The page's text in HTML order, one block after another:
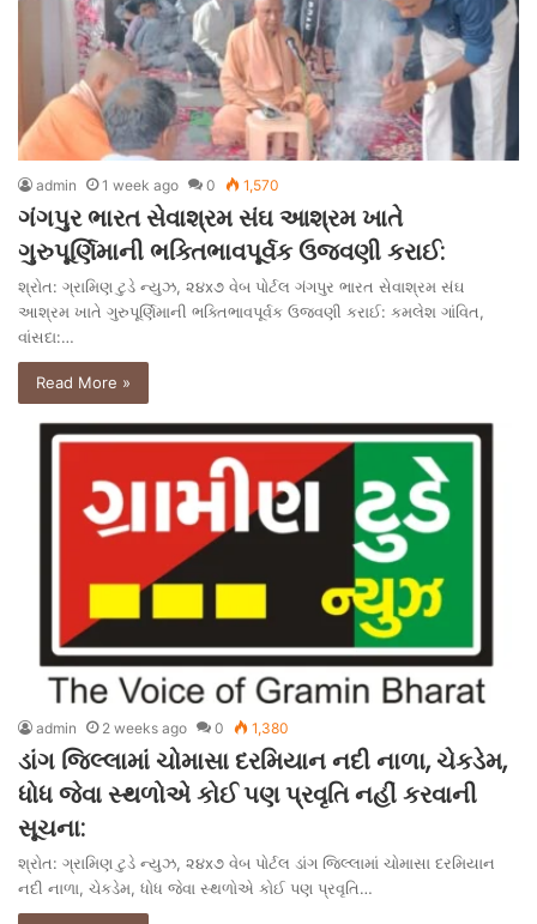
admin 1 week ago 0 1,570
ગંગપુર ભારત સેવાશ્રમ સંઘ આશ્રમ ખાતે
ગુરુપૂર્ણિમાની ભક્તિભાવપૂર્વક ઉજવણી કરાઈ:
શ્રોત: ગ્રામિણ ટુડે ન્યુઝ, ૨૪x૭ વેબ પોર્ટલ ગંગપુર ભારત સેવાશ્રમ સંઘ
આશ્રમ ખાતે ગુરુપૂર્ણિમાની ભક્તિભાવપૂર્વક ઉજવણી કરાઈ: કમલેશ ગાંવિત,
વાંસદા:…
Read More »
admin 2 weeks ago 0 1,380
ડાંગ જિલ્લામાં ચોમાસા દરમિયાન નદી નાળા, ચેકડેમ,
ધોધ જેવા સ્થળોએ કોઈ પણ પ્રવૃતિ નહીં કરવાની
સૂચના:
શ્રોત: ગ્રામિણ ટુડે ન્યુઝ, ૨૪x૭ વેબ પોર્ટલ ડાંગ જિલ્લામાં ચોમાસા દરમિયાન
નદી નાળા, ચેકડેમ, ધોધ જેવા સ્થળોએ કોઈ પણ પ્રવૃતિ…